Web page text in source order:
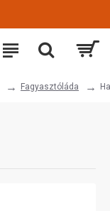
Fagyasztóláda